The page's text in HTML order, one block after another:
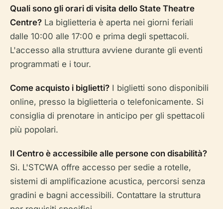
Quali sono gli orari di visita dello State Theatre
Centre? La biglietteria è aperta nei giorni feriali
dalle 10:00 alle 17:00 e prima degli spettacoli.
L'accesso alla struttura avviene durante gli eventi
programmati e i tour.
Come acquisto i biglietti? I biglietti sono disponibili
online, presso la biglietteria o telefonicamente. Si
consiglia di prenotare in anticipo per gli spettacoli
più popolari.
Il Centro è accessibile alle persone con disabilità?
Sì. L'STCWA offre accesso per sedie a rotelle,
sistemi di amplificazione acustica, percorsi senza
gradini e bagni accessibili. Contattare la struttura